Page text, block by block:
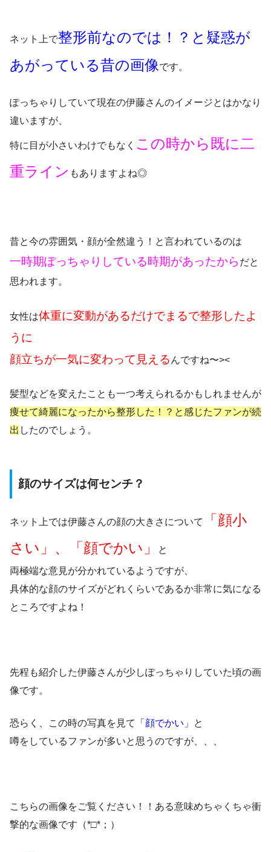
ネット上で整形前なのでは！？と疑惑が
あがっている昔の画像です。
ぽっちゃりしていて現在の伊藤さんのイメージとはかなり
違いますが、
特に目が小さいわけでもなく この時から既に二
重ライン もありますよね◎
昔と今の雰囲気・顔が全然違う！と言われているのは
一時期ぽっちゃりしている時期があったから だと
思われます。
女性は体重に変動があるだけでまるで整形したよ
うに
顔立ちが一気に変わって見える んですね〜><
髪型などを変えたことも一つ考えられるかもしれませんが
痩せて綺麗になったから整形した！？と感じたファンが続
出 したのでしょう。
顔のサイズは何センチ？
ネット上では伊藤さんの顔の大きさについて
「顔小
さい」、「顔でかい」
と
両極端な意見が分かれているようですが、
具体的な顔のサイズがどれくらいであるか非常に気になる
ところですよね！
先程も紹介した伊藤さんが少しぽっちゃりしていた頃の画
像です。
恐らく、この時の写真を見て 「顔でかい」
と
噂をしているファンが多いと思うのですが、、、
こちらの画像をご覧ください！！ある意味めちゃくちゃ衝
撃的な画像です（*□*；）